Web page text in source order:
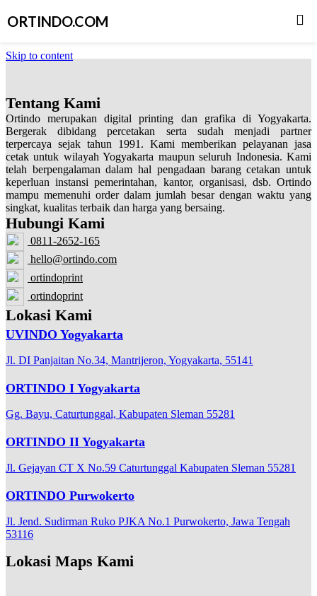
Skip to content
Tentang Kami
Ortindo merupakan digital printing dan grafika di Yogyakarta.
Bergerak dibidang percetakan serta sudah menjadi partner
terpercaya sejak tahun 1991. Kami memberikan pelayanan jasa
cetak untuk wilayah Yogyakarta maupun seluruh Indonesia. Kami
telah berpengalaman dalam hal pengadaan barang cetakan untuk
keperluan instansi pemerintahan, kantor, organisasi, dsb. Ortindo
mampu memenuhi order dalam jumlah besar dengan waktu yang
singkat, kualitas terbaik dan harga yang bersaing.
Hubungi Kami
0811-2652-165
hello@ortindo.com
ortindoprint
ortindoprint
Lokasi Kami
UVINDO Yogyakarta
Jl. DI Panjaitan No.34, Mantrijeron, Yogyakarta, 55141
ORTINDO I Yogyakarta
Gg. Bayu, Caturtunggal, Kabupaten Sleman 55281
ORTINDO II Yogyakarta
Jl. Gejayan CT X No.59 Caturtunggal Kabupaten Sleman 55281
ORTINDO Purwokerto
Jl. Jend. Sudirman Ruko PJKA No.1 Purwokerto, Jawa Tengah
53116
Lokasi Maps Kami
ORTINDO.COM